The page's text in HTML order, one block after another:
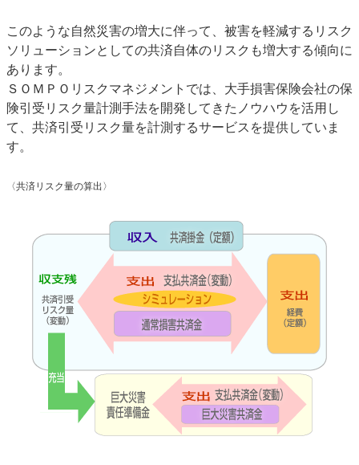
このような自然災害の増大に伴って、被害を軽減するリスク
ソリューションとしての共済自体のリスクも増大する傾向に
あります。
ＳＯＭＰＯリスクマネジメントでは、大手損害保険会社の保
険引受リスク量計測手法を開発してきたノウハウを活用し
て、共済引受リスク量を計測するサービスを提供していま
す。
〈共済リスク量の算出〉